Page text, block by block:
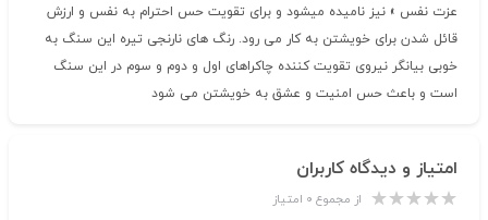
عزت نفس » نیز نامیده میشود و برای تقویت حس احترام به نفس و ارزش
قائل شدن برای خویشتن به کار می رود. رنگ های نارنجی تیره این سنگ به
خوبی بیانگر نیروی تقویت کننده چاکراهای اول و دوم و سوم در این سنگ
است و باعث حس امنیت و عشق به خویشتن می شود
امتیاز و دیدگاه کاربران
از مجموع ۰ امتیاز